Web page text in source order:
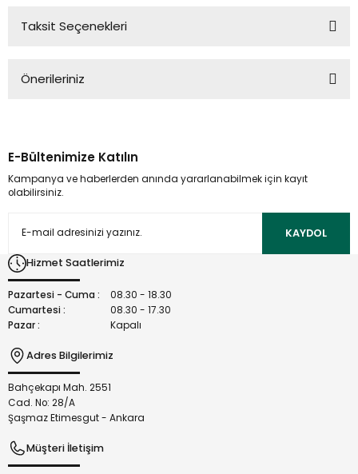
Taksit Seçenekleri
Önerileriniz
kullanarak tarafımıza iletebilirsiniz.
Görüş ve önerileriniz için teşekkür ederiz.
Ürün açıklamasında eksik bilgiler bulunuyor.
Bu ürüne benzer farklı alternatifler olmalı.
E-Bültenimize Katılın
Kampanya ve haberlerden anında yararlanabilmek için kayıt
olabilirsiniz.
KAYDOL
Hizmet Saatlerimiz
Pazartesi - Cuma :
08.30 - 18.30
Cumartesi :
08.30 - 17.30
Pazar :
Kapalı
Adres Bilgilerimiz
Bahçekapı Mah. 2551
Cad. No: 28/A
Şaşmaz Etimesgut - Ankara
Müşteri İletişim